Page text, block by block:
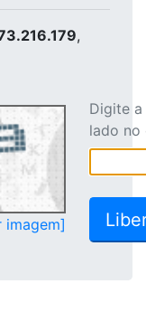
,
imagem]
Digite
lado no